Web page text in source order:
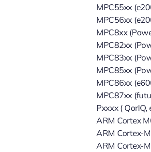
MPC55xx
MPC56xx
MPC8xx
MPC82xx
MPC83xx
MPC85xx
MPC86xx
MPC87xx
Pxxxx ( QorIQ,
ARM Cortex
ARM Cortex-
ARM Cortex-